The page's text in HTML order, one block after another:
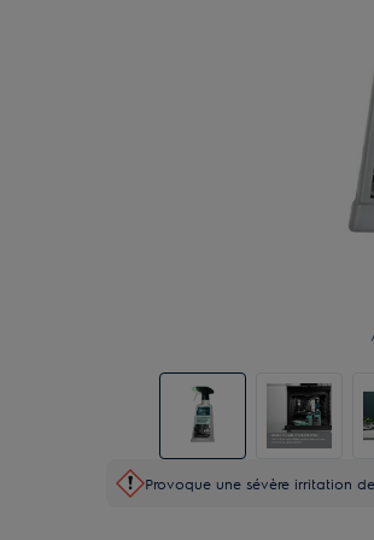
Provoque une sévère irritation